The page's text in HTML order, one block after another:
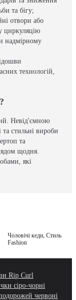
та бігу;
отвори або
циркуляцію
надмірному
технологій,
Невід'ємною
стильні вироби
та
щодня.
які
Чоловічі кеди, Стиль
Fashion
Rip Curl
сіро-чорні
червоні